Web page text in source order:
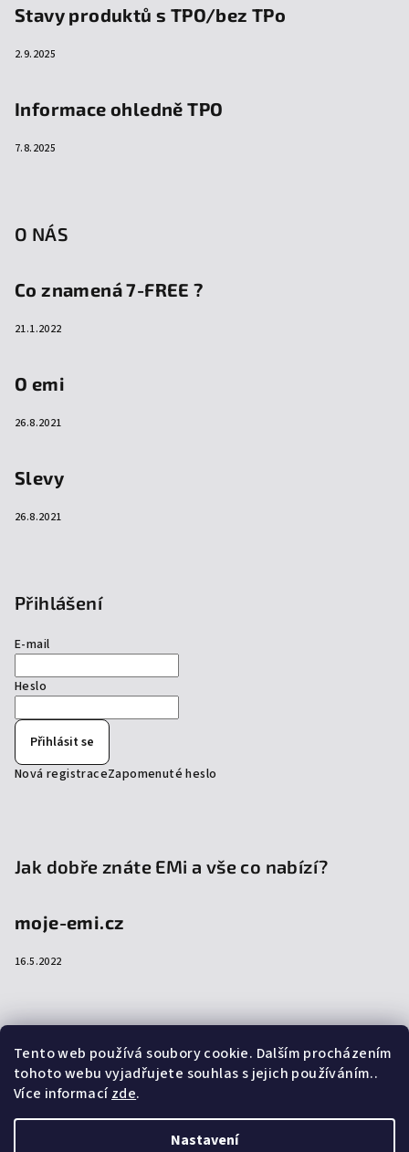
Tento web používá soubory cookie. Dalším procházením
tohoto webu vyjadřujete souhlas s jejich používáním..
Více informacízde.
Nastavení
Stavy produktů s TPO/bez TPo
2.9.2025
Informace ohledně TPO
7.8.2025
O NÁS
Co znamená 7-FREE ?
21.1.2022
O emi
26.8.2021
Slevy
26.8.2021
Přihlášení
E-mail
Heslo
Přihlásit se
Nová registraceZapomenuté heslo
Jak dobře znáte EMi a vše co nabízí?
moje-emi.cz
16.5.2022
Přijímáme online platby